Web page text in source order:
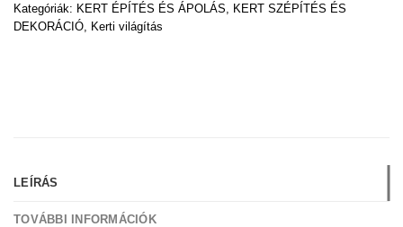
Kategóriák: KERT ÉPÍTÉS ÉS ÁPOLÁS
KERT SZÉPÍTÉS ÉS
DEKORÁCIÓ
Kerti világítás
LEÍRÁS
TOVÁBBI INFORMÁCIÓK